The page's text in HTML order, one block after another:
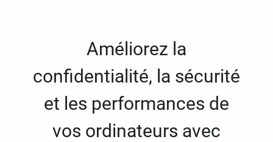
Améliorez la
confidentialité, la sécurité
et les performances de
vos ordinateurs avec